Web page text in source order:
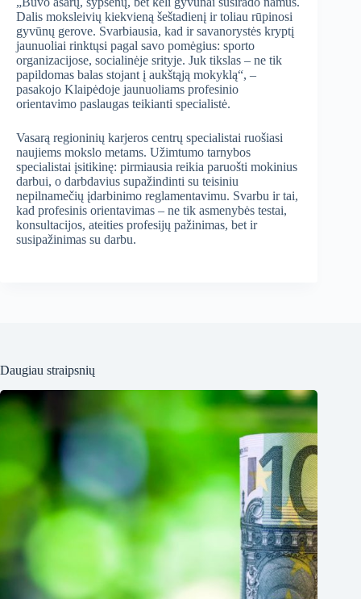
Dalis moksleivių kiekvieną šeštadienį ir toliau rūpinosi
gyvūnų gerove. Svarbiausia, kad ir savanorystės kryptį
jaunuoliai rinktųsi pagal savo pomėgius: sporto
organizacijose, socialinėje srityje. Juk tikslas – ne tik
papildomas balas stojant į aukštąją mokyklą“, –
pasakojo Klaipėdoje jaunuoliams profesinio
orientavimo paslaugas teikianti specialistė.
Vasarą regioninių karjeros centrų specialistai ruošiasi
naujiems mokslo metams. Užimtumo tarnybos
specialistai įsitikinę: pirmiausia reikia paruošti mokinius
darbui, o darbdavius supažindinti su teisiniu
nepilnamečių įdarbinimo reglamentavimu. Svarbu ir tai,
kad profesinis orientavimas – ne tik asmenybės testai,
konsultacijos, ateities profesijų pažinimas, bet ir
susipažinimas su darbu.
Daugiau straipsnių